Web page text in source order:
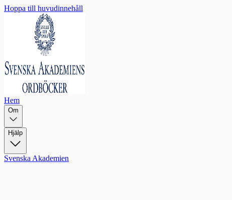
Hoppa till huvudinnehåll
Hem
Om
Hjälp
Svenska Akademien